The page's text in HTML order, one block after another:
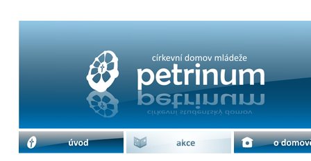
Archiv akcí / leden 2024 | cdm
úvod akce o domově